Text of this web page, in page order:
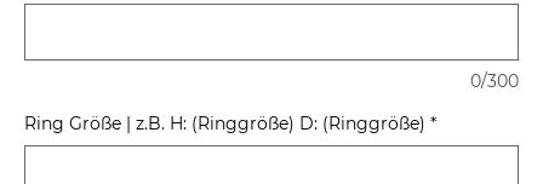
0/300
Ring Größe | z.B. H: (Ringgröße) D: (Ringgröße) *